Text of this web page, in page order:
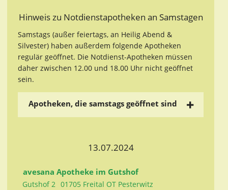
Hinweis zu Notdienstapotheken an Samstagen
Samstags (außer feiertags, an Heilig Abend &
Silvester) haben außerdem folgende Apotheken
regulär geöffnet. Die Notdienst-Apotheken müssen
daher zwischen 12.00 und 18.00 Uhr nicht geöffnet
sein.
Apotheken, die samstags geöffnet sind
13.07.2024
avesana Apotheke im Gutshof
Gutshof 2 01705 Freital OT Pesterwitz